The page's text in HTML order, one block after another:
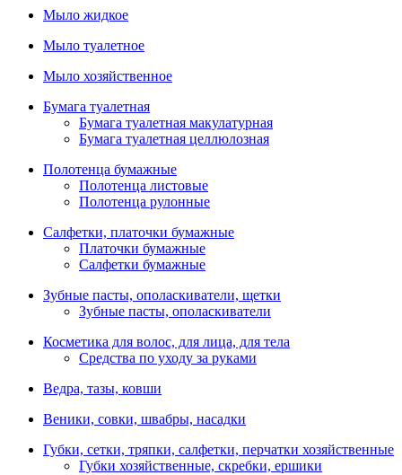
Мыло жидкое
Мыло туалетное
Мыло хозяйственное
Бумага туалетная
Бумага туалетная макулатурная
Бумага туалетная целлюлозная
Полотенца бумажные
Полотенца листовые
Полотенца рулонные
Салфетки, платочки бумажные
Платочки бумажные
Салфетки бумажные
Зубные пасты, ополаскиватели, щетки
Зубные пасты, ополаскиватели
Косметика для волос, для лица, для тела
Средства по уходу за руками
Ведра, тазы, ковши
Веники, совки, швабры, насадки
Губки, сетки, тряпки, салфетки, перчатки хозяйственные
Губки хозяйственные, скребки, ершики